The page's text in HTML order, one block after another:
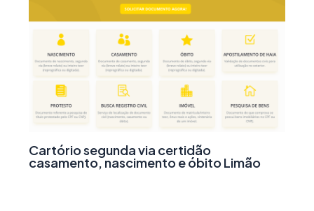
Cartório segunda via certidão
casamento, nascimento e óbito Limão